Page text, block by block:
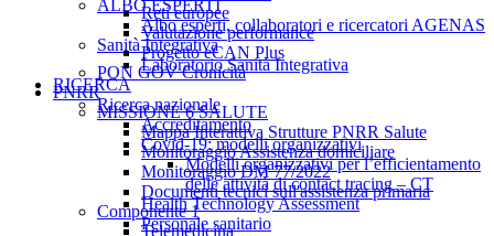
Reti europee
Valutazione performance
Progetto eCAN Plus
PON GOV Cronicità
PNRR
MISSIONE 6 SALUTE
Mappa Interattiva Strutture PNRR Salute
Monitoraggio Assistenza domiciliare
Monitoraggio DM 77/2022
Documenti tecnici sull'assistenza primaria
Componente 1
Telemedicina
ALBO ESPERTI
Albo esperti, collaboratori e ricercatori AGENAS
Sanità Integrativa
Laboratorio Sanità Integrativa
RICERCA
Ricerca nazionale
Accreditamento
Covid-19: modelli organizzativi
Modelli organizzativi per l’efficientamento
delle attività di contact tracing – CT
Health Technology Assessment
Personale sanitario